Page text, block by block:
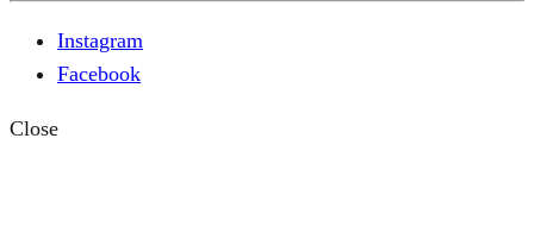
Instagram
Facebook
Close